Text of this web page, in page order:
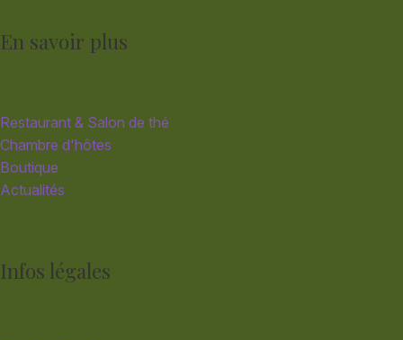
En savoir plus
Restaurant & Salon de thé
Chambre d'hôtes
Boutique
Actualités
Infos légales